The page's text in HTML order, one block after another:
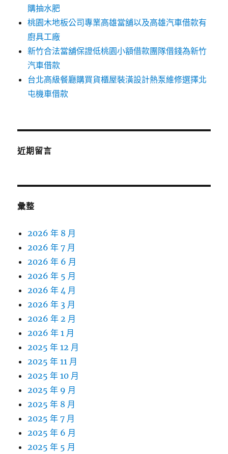
購抽水肥
桃園木地板公司專業高雄當舖以及高雄汽車借款有
廚具工廠
新竹合法當舖保證低桃園小額借款團隊借錢為新竹
汽車借款
台北高級餐廳購買貨櫃屋裝潢設計熱泵維修選擇北
屯機車借款
近期留言
彙整
2026 年 8 月
2026 年 7 月
2026 年 6 月
2026 年 5 月
2026 年 4 月
2026 年 3 月
2026 年 2 月
2026 年 1 月
2025 年 12 月
2025 年 11 月
2025 年 10 月
2025 年 9 月
2025 年 8 月
2025 年 7 月
2025 年 6 月
2025 年 5 月